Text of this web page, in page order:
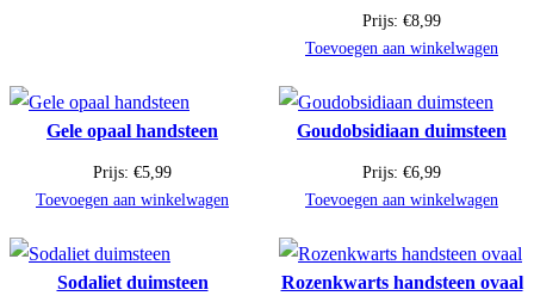
Prijs: €8,99
Toevoegen aan winkelwagen
Gele opaal handsteen
Prijs: €5,99
Toevoegen aan winkelwagen
Goudobsidiaan duimsteen
Prijs: €6,99
Toevoegen aan winkelwagen
Sodaliet duimsteen Rozenkwarts handsteen ovaal